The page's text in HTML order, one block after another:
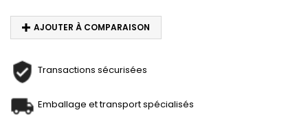
AJOUTER À COMPARAISON
Transactions sécurisées
Emballage et transport spécialisés